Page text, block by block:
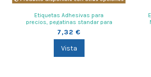
Etiquetas Adhesivas para
precios, pegatinas standar para
escribir importe articulos
7,32 €
Vista